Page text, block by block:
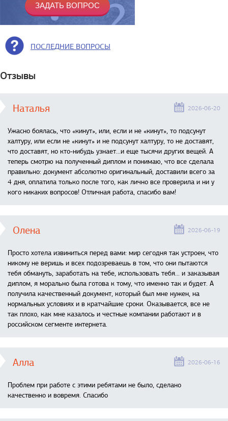
ПОСЛЕДНИЕ ВОПРОСЫ
Отзывы
Наталья 2026-06-20
Ужасно боялась, что «кинут», или, если и не «кинут», то подсунут
халтуру, или если не «кинут» и не подсунут халтуру, то не доставят,
что доставят, но кто-нибудь узнает...и еще тысячи других вещей. А
теперь смотрю на полученный диплом и понимаю, что все сделала
правильно: документ абсолютно оригинальный, доставили всего за
4 дня, оплатила только после того, как лично все проверила и ни у
кого никаких вопросов! Отличная работа, спасибо вам!
Олена 2026-06-19
Просто хотела извиниться перед вами: мир сегодня так устроен, что
никому не веришь и всех подозреваешь в том, что они пытаются
тебя обмануть, заработать на тебе, использовать тебя... и заказывая
диплом, я морально была готова к тому, что именно так и будет. А
получила качественный документ, который был мне нужен, на
нормальных условиях и в кратчайшие сроки. Оказывается, все не
так плохо, как мне казалось и честные компании работают и в
российском сегменте интернета.
Алла 2026-06-16
Проблем при работе с этими ребятами не было, сделано
качественно и вовремя. Спасибо